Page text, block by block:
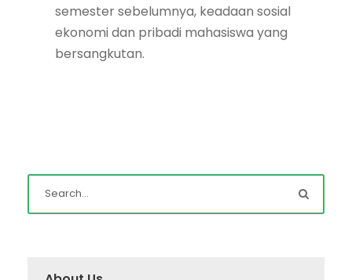
semester sebelumnya, keadaan sosial
ekonomi dan pribadi mahasiswa yang
bersangkutan.